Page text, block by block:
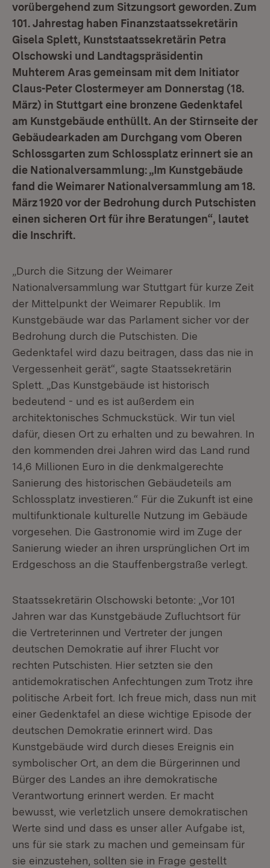
vorübergehend zum Sitzungsort geworden. Zum
101. Jahrestag haben Finanzstaatssekretärin
Gisela Splett, Kunststaatssekretärin Petra
Olschowski und Landtagspräsidentin
Muhterem Aras gemeinsam mit dem Initiator
Claus-Peter Clostermeyer am Donnerstag (18.
März) in Stuttgart eine bronzene Gedenktafel
am Kunstgebäude enthüllt. An der Stirnseite der
Gebäudearkaden am Durchgang vom Oberen
Schlossgarten zum Schlossplatz erinnert sie an
die Nationalversammlung: „Im Kunstgebäude
fand die Weimarer Nationalversammlung am 18.
März 1920 vor der Bedrohung durch Putschisten
einen sicheren Ort für ihre Beratungen“, lautet
die Inschrift.
„Durch die Sitzung der Weimarer
Nationalversammlung war Stuttgart für kurze Zeit
der Mittelpunkt der Weimarer Republik. Im
Kunstgebäude war das Parlament sicher vor der
Bedrohung durch die Putschisten. Die
Gedenktafel wird dazu beitragen, dass das nie in
Vergessenheit gerät“, sagte Staatssekretärin
Splett. „Das Kunstgebäude ist historisch
bedeutend - und es ist außerdem ein
architektonisches Schmuckstück. Wir tun viel
dafür, diesen Ort zu erhalten und zu bewahren. In
den kommenden drei Jahren wird das Land rund
14,6 Millionen Euro in die denkmalgerechte
Sanierung des historischen Gebäudeteils am
Schlossplatz investieren.“ Für die Zukunft ist eine
multifunktionale kulturelle Nutzung im Gebäude
vorgesehen. Die Gastronomie wird im Zuge der
Sanierung wieder an ihren ursprünglichen Ort im
Erdgeschoss an die Stauffenbergstraße verlegt.
Staatssekretärin Olschowski betonte: „Vor 101
Jahren war das Kunstgebäude Zufluchtsort für
die Vertreterinnen und Vertreter der jungen
deutschen Demokratie auf ihrer Flucht vor
rechten Putschisten. Hier setzten sie den
antidemokratischen Anfechtungen zum Trotz ihre
politische Arbeit fort. Ich freue mich, dass nun mit
einer Gedenktafel an diese wichtige Episode der
deutschen Demokratie erinnert wird. Das
Kunstgebäude wird durch dieses Ereignis ein
symbolischer Ort, an dem die Bürgerinnen und
Bürger des Landes an ihre demokratische
Verantwortung erinnert werden. Er macht
bewusst, wie verletzlich unsere demokratischen
Werte sind und dass es unser aller Aufgabe ist,
uns für sie stark zu machen und gemeinsam für
sie einzustehen, sollten sie in Frage gestellt